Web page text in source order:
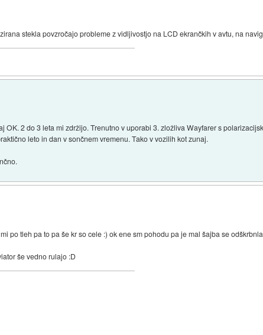
stekla povzročajo probleme z vidljivostjo na LCD ekrančkih v avtu, na
OK. 2 do 3 leta mi zdržijo. Trenutno v uporabi 3. zložliva Wayfarer s
leto in dan v sončnem vremenu. Tako v vozilih kot zunaj.
po tleh pa to pa še kr so cele :) ok ene sm pohodu pa je mal šajba se
še vedno rulajo :D